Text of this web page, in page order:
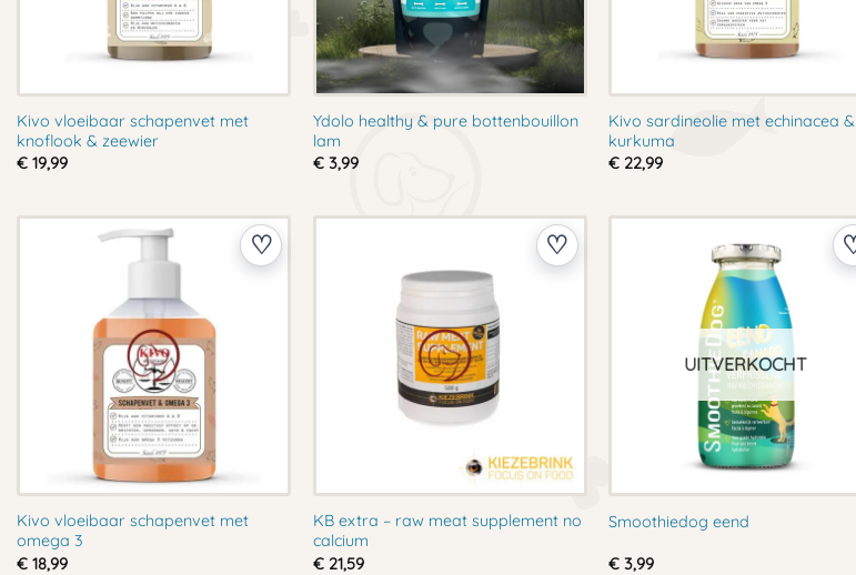
Kivo vloeibaar schapenvet met
knoflook & zeewier
€19,99
Ydolo healthy & pure bottenbouillon
lam
€3,99
Kivo sardineolie met echinacea &
kurkuma
€ 22,99
Kivo vloeibaar schapenvet met
omega 3
€18,99
KB extra – raw meat supplement no
calcium
€21,59
UITVERKOCHT
Smoothiedog eend
€ 3,99